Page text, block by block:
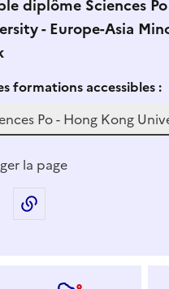
diplôme Sciences
- Europe-Asia
sélectionnez une
formations accessibles :S
v
la page
Partager par e-mail